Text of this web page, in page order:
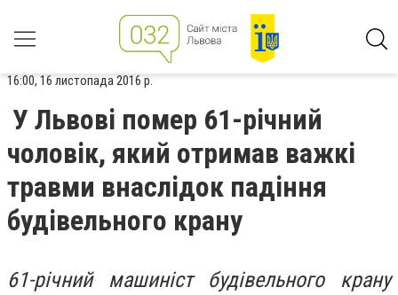
16:00, 16 листопада 2016 р.
У Львові помер 61-річний
чоловік, який отримав важкі
травми внаслідок падіння
будівельного крану
61-річний машиніст будівельного крану